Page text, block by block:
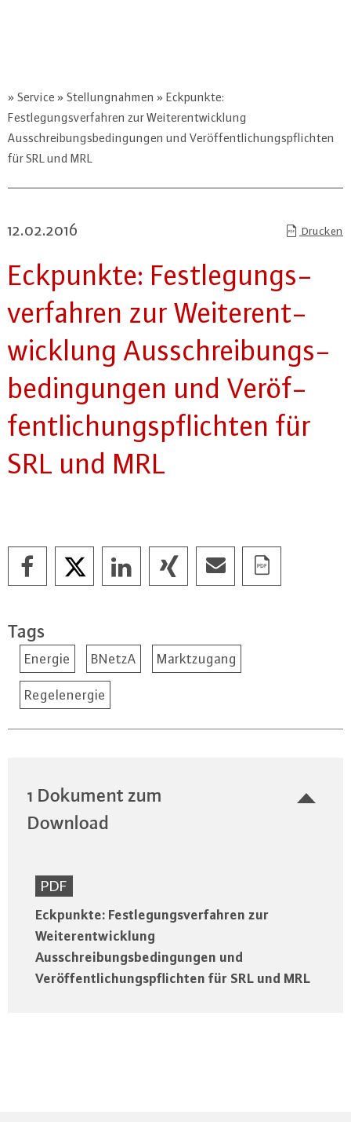
Service Stellungnahmen
Eckpunkte:
Festlegungsverfahren zur Weiterentwicklung
Ausschreibungsbedingungen und Veröffentlichungspflichten
für SRL und MRL
12.02.2016 Drucken
Eckpunkte: Fest­le­gungs­
ver­fah­ren zur Wei­ter­ent­
wick­lung Aus­schrei­bungs­
be­din­gun­gen und Ver­öf­
fent­li­chungs­pflich­ten für
SRL und MRL
Tags
Energie BNetzA Marktzugang
Regelenergie
1 Dokument zum
Download
PDF
Eckpunkte: Festlegungsverfahren zur
Weiterentwicklung
Ausschreibungsbedingungen und
Veröffentlichungspflichten für SRL und MRL